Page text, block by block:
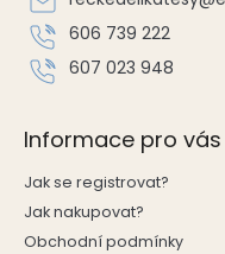
606 739 222
607 023 948
Informace pro vás
Jak se registrovat?
Jak nakupovat?
Obchodní podmínky